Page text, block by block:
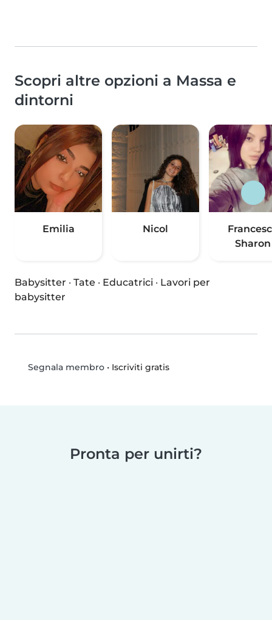
Scopri altre opzioni a Massa e
dintorni
Emilia Nicol
Sharon
Babysitter · Tate · Educatrici · Lavori per
babysitter
Segnala membro• Iscriviti gratis
Pronta per unirti?